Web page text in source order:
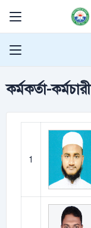
কর্মকর্তা-কর্মচারী
1